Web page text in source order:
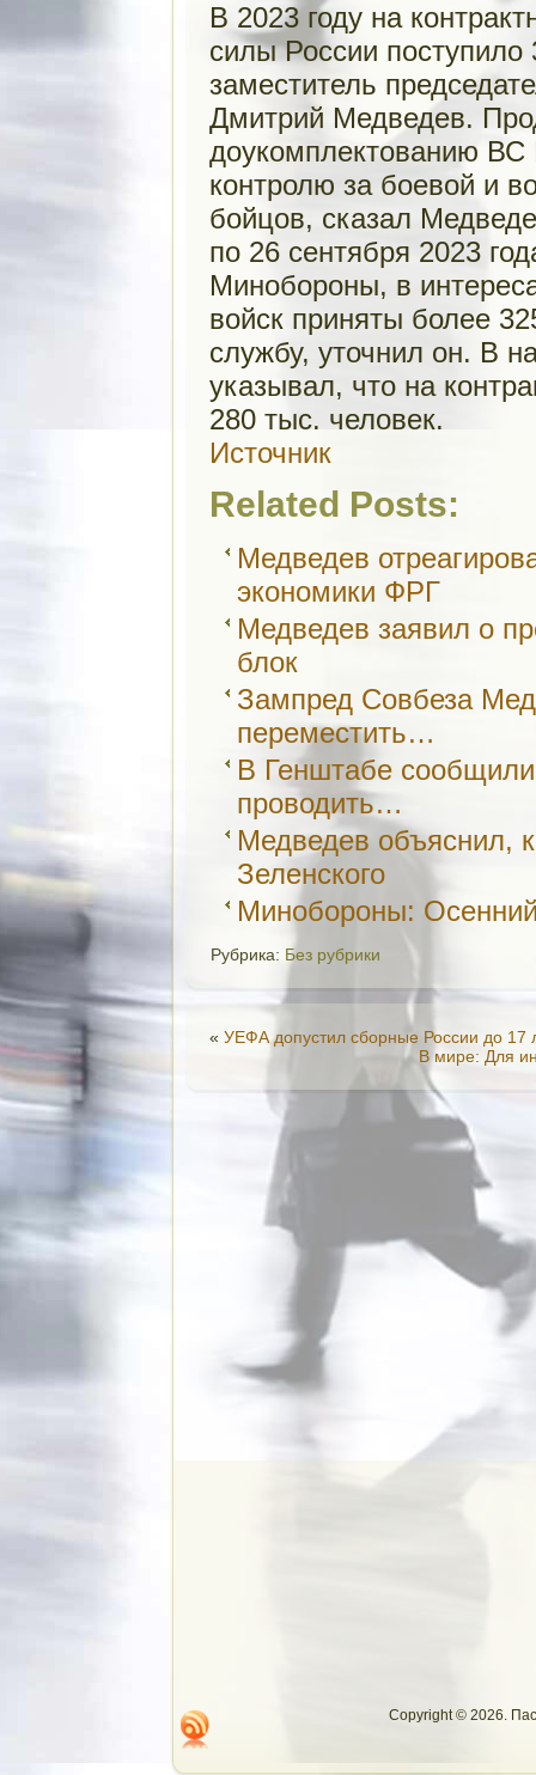
В 2023 году на
силы России поступило
заместитель
Дмитрий Медведев.
доукомплектованию ВС
контролю за боевой и
бойцов, сказал
по 26 сентября 2023
Минобороны, в
войск приняты более
службу, уточнил он. В
указывал, что на
280 тыс. человек.
Источник
Related Posts:
Медведев
экономики ФРГ
Медведев заявил о
блок
Зампред Совбеза
переместить…
В Генштабе сообщили
проводить…
Медведев объяснил,
Зеленского
Минобороны:
Рубрика: Без рубрики
« УЕФА допустил сборные России до 17
В мире: Для
Copyright © 2026.